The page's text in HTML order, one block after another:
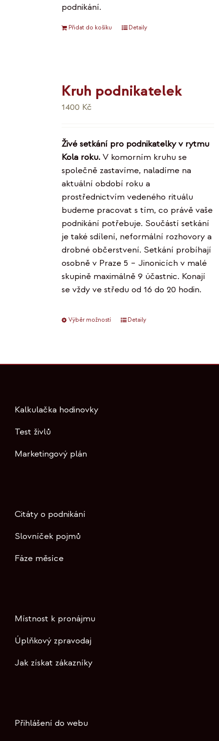
podnikání.
Přidat do košíku Detaily
Kruh podnikatelek
1400 Kč
Živé setkání pro podnikatelky v rytmu
Kola roku.V komorním kruhu se
společně zastavíme, naladíme na
aktuální období roku a
prostřednictvím vedeného rituálu
budeme pracovat s tím, co právě vaše
podnikání potřebuje. Součástí setkání
je také sdílení, neformální rozhovory a
drobné občerstvení. Setkání probíhají
osobně v Praze 5 – Jinonicích v malé
skupině maximálně 9 účastnic. Konají
se vždy ve středu od 16 do 20 hodin.
Výběr možností
Tento
více
Detaily
Kalkulačka hodinovky
Test živlů
Marketingový plán
Citáty o podnikání
Slovníček pojmů
Fáze měsíce
Místnost k pronájmu
Úplňkový zpravodaj
Jak získat zákazníky
Přihlášení do webu